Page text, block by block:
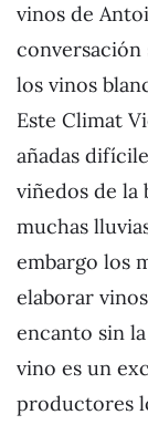
vinos de
los vinos
Este Climat
añadas
viñedos de la
muchas
embargo los
elaborar
encanto sin
vino es un
productores